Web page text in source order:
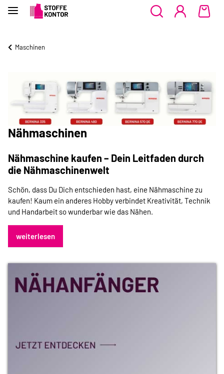
Maschinen
Nähmaschinen
Nähmaschine kaufen – Dein Leitfaden durch
die Nähmaschinenwelt
Schön, dass Du Dich entschieden hast, eine Nähmaschine zu
kaufen! Kaum ein anderes Hobby verbindet Kreativität, Technik
und Handarbeit so wunderbar wie das Nähen.
weiterlesen